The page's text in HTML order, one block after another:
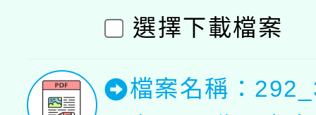
選擇下載檔案
檔案名稱：